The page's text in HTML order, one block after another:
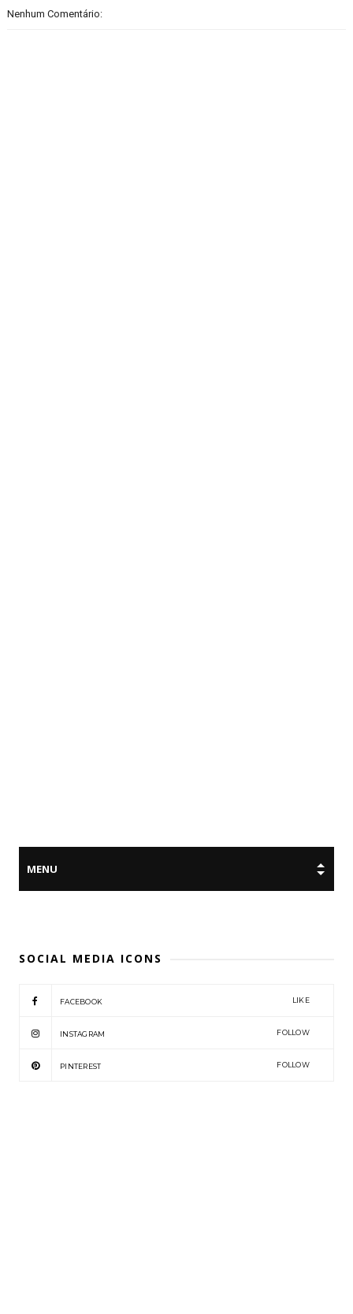
Nenhum Comentário:
SOCIAL MEDIA ICONS
FACEBOOK LIKE
INSTAGRAM FOLLOW
PINTEREST FOLLOW